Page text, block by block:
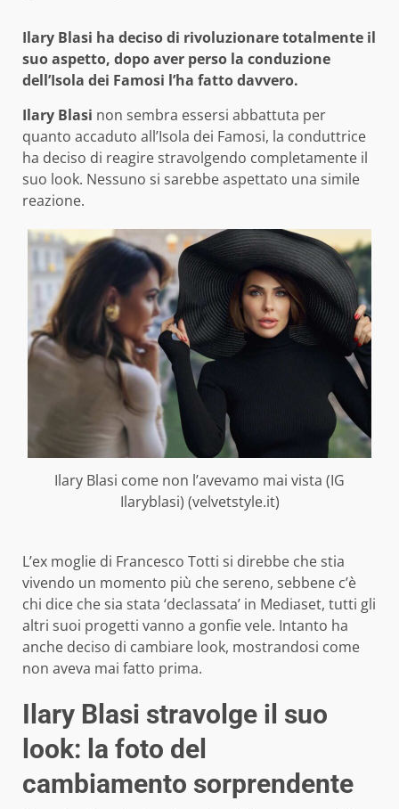
Ilary Blasi ha deciso di rivoluzionare totalmente il
suo aspetto, dopo aver perso la conduzione
dell’Isola dei Famosi l’ha fatto davvero.
Ilary Blasi non sembra essersi abbattuta per
quanto accaduto all’Isola dei Famosi, la conduttrice
ha deciso di reagire stravolgendo completamente il
suo look. Nessuno si sarebbe aspettato una simile
reazione.
Ilary Blasi come non l’avevamo mai vista (IG
Ilaryblasi) (velvetstyle.it)
L’ex moglie di Francesco Totti si direbbe che stia
vivendo un momento più che sereno, sebbene c’è
chi dice che sia stata ‘declassata’ in Mediaset, tutti gli
altri suoi progetti vanno a gonfie vele. Intanto ha
anche deciso di cambiare look, mostrandosi come
non aveva mai fatto prima.
Ilary Blasi stravolge il suo
look: la foto del
cambiamento sorprendente